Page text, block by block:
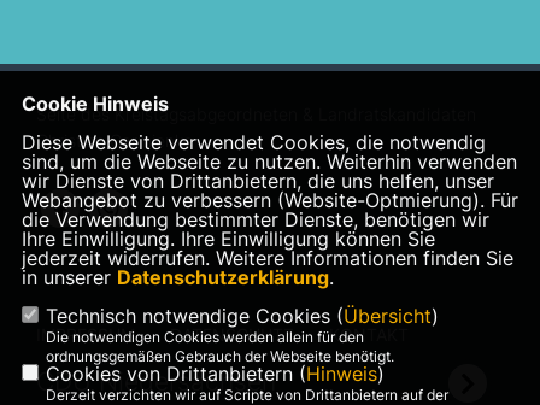
Seite des Kreistagsabgeordneten & Landratskandidaten
Christian Carmienke
IMPRESSUM DATENSCHUTZ KONTAKT
CDU Niedersachsen
Cookie Hinweis
Diese Webseite verwendet Cookies, die notwendig
sind, um die Webseite zu nutzen. Weiterhin verwenden
wir Dienste von Drittanbietern, die uns helfen, unser
Webangebot zu verbessern (Website-Optmierung). Für
die Verwendung bestimmter Dienste, benötigen wir
Ihre Einwilligung. Ihre Einwilligung können Sie
jederzeit widerrufen. Weitere Informationen finden Sie
in unserer Datenschutzerklärung.
Technisch notwendige Cookies (Übersicht)
Die notwendigen Cookies werden allein für den
ordnungsgemäßen Gebrauch der Webseite benötigt.
Cookies von Drittanbietern (Hinweis)
Derzeit verzichten wir auf Scripte von Drittanbietern auf der